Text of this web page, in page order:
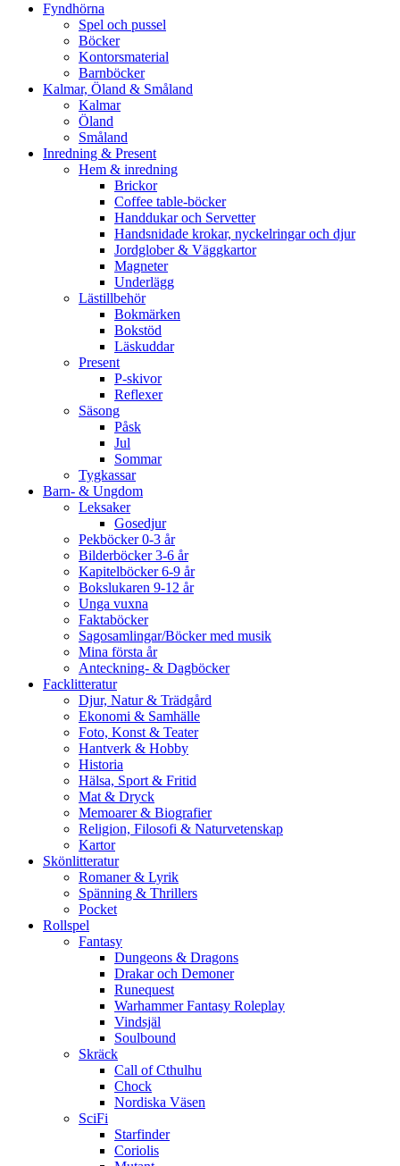
Fyndhörna
Spel och pussel
Böcker
Kontorsmaterial
Barnböcker
Kalmar, Öland & Småland
Kalmar
Öland
Småland
Inredning & Present
Hem & inredning
Brickor
Coffee table-böcker
Handdukar och Servetter
Handsnidade krokar, nyckelringar och djur
Jordglober & Väggkartor
Magneter
Underlägg
Lästillbehör
Bokmärken
Bokstöd
Läskuddar
Present
P-skivor
Reflexer
Säsong
Påsk
Jul
Sommar
Tygkassar
Barn- & Ungdom
Leksaker
Gosedjur
Pekböcker 0-3 år
Bilderböcker 3-6 år
Kapitelböcker 6-9 år
Bokslukaren 9-12 år
Unga vuxna
Faktaböcker
Sagosamlingar/Böcker med musik
Mina första år
Anteckning- & Dagböcker
Facklitteratur
Djur, Natur & Trädgård
Ekonomi & Samhälle
Foto, Konst & Teater
Hantverk & Hobby
Historia
Hälsa, Sport & Fritid
Mat & Dryck
Memoarer & Biografier
Religion, Filosofi & Naturvetenskap
Kartor
Skönlitteratur
Romaner & Lyrik
Spänning & Thrillers
Pocket
Rollspel
Fantasy
Dungeons & Dragons
Drakar och Demoner
Runequest
Warhammer Fantasy Roleplay
Vindsjäl
Soulbound
Skräck
Call of Cthulhu
Chock
Nordiska Väsen
SciFi
Starfinder
Coriolis